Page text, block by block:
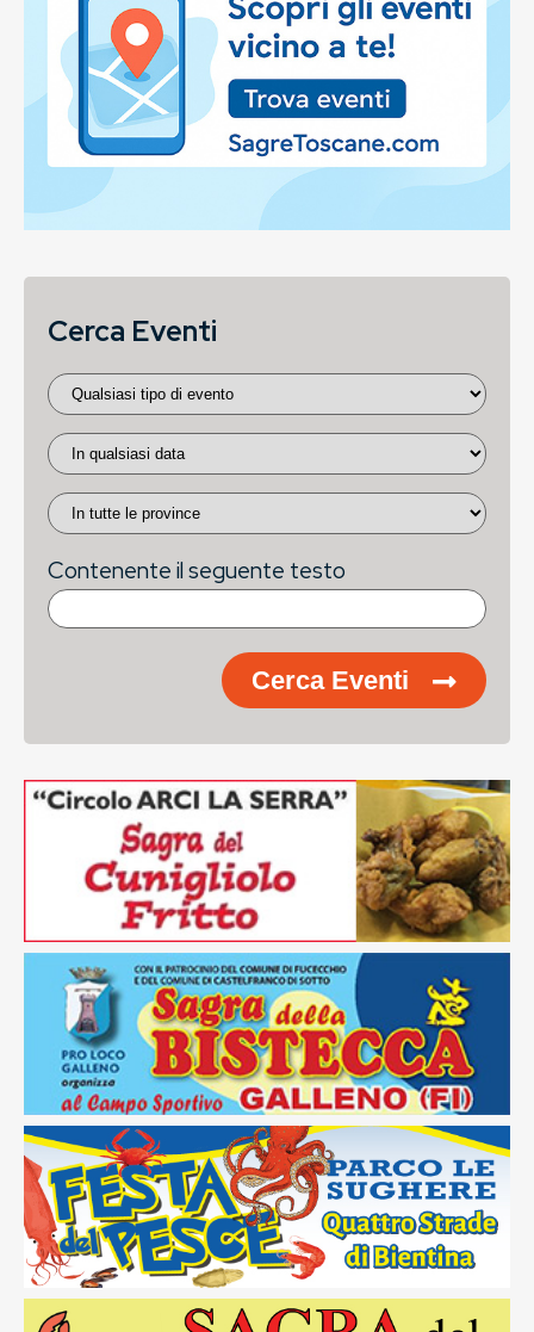
Cerca Eventi
Contenente il seguente testo
Cerca Eventi